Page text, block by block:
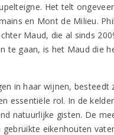
Het telt
en Mont de Milieu.
Maud, die al sinds
gaan, is het Maud die
in haar wijnen, besteedt
essentiële rol. In de
natuurlijke gisten. De
eikenhouten